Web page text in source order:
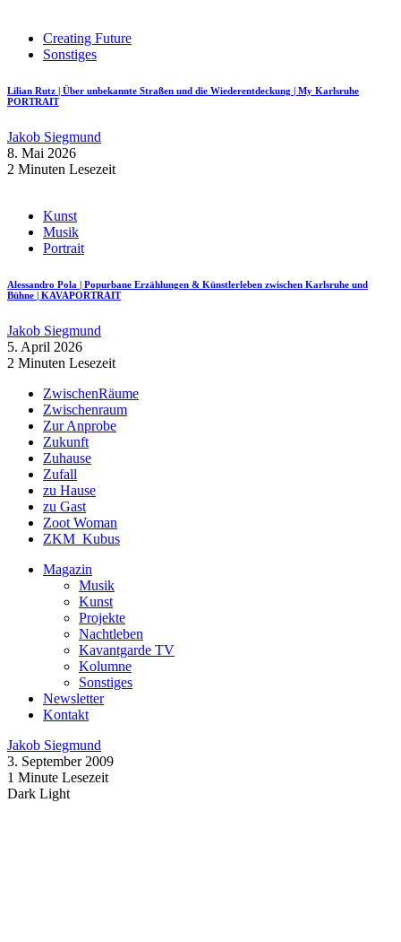
Creating Future
Sonstiges
Lilian Rutz | Über unbekannte Straßen und die Wiederentdeckung | My Karlsruhe
PORTRAIT
Jakob Siegmund
8. Mai 2026
2 Minuten Lesezeit
Kunst
Musik
Portrait
Alessandro Pola | Popurbane Erzählungen & Künstlerleben zwischen Karlsruhe und
Bühne | KAVAPORTRAIT
Jakob Siegmund
5. April 2026
2 Minuten Lesezeit
ZwischenRäume
Zwischenraum
Zur Anprobe
Zukunft
Zuhause
Zufall
zu Hause
zu Gast
Zoot Woman
ZKM_Kubus
Magazin
Musik
Kunst
Projekte
Nachtleben
Kavantgarde TV
Kolumne
Sonstiges
Newsletter
Kontakt
Jakob Siegmund
3. September 2009
1 Minute Lesezeit
Dark Light